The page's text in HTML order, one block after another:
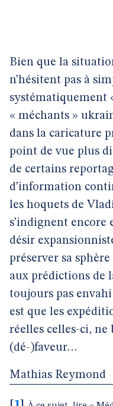
Bien que la
n’hésitent pas à
systématiquement
« méchants »
dans la caricature
point de vue plus
de certains
d’information
les hoquets de
s’indignent
désir
préserver sa
aux prédictions de
toujours pas envahi
est que les
réelles celles-ci,
(dé-)faveur…
Mathias Reymond